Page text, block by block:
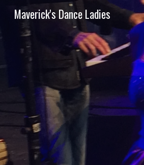
Maverick's Dance Ladies